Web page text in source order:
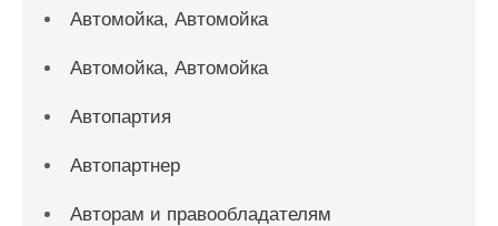
Автомойка, Автомойка
Автомойка, Автомойка
Автопартия
Автопартнер
Авторам и правообладателям